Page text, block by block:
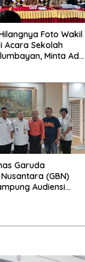
Foto Wakil
Acara Sekolah
Minta Ada
Garuda
(GBN)
Audiensi